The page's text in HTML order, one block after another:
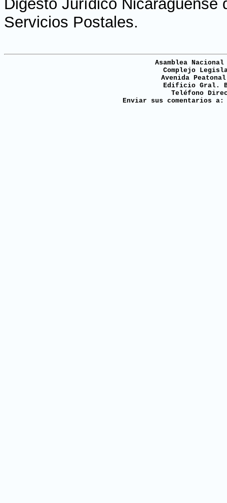
Digesto Jurídico Nicaragüense
Servicios Postales.
Asamblea
Complejo
Avenida
Edificio Gral.
Teléfono
Enviar sus comentarios